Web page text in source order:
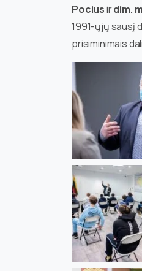
Pociusirdim.
1991-ųjų sausį
prisiminimais